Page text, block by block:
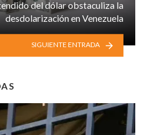
del dólar obstaculiza la
desdolarización en Venezuela
SIGUIENTE ENTRADA